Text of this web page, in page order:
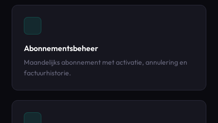
Abonnementsbeheer
Maandelijks abonnement met activatie, annulering en
factuurhistorie.